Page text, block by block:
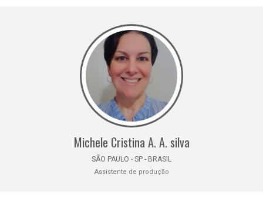
Michele Cristina A. A. silva
SÃO PAULO - SP - BRASIL
Assistente de produção